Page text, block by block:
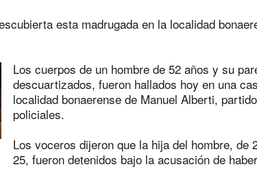
la reunión paritaria con estatales
esta madrugada en la localidad
Los cuerpos de un hombre de 52 años y su
descuartizados, fueron hallados hoy en una
localidad bonaerense de Manuel Alberti,
policiales.
Los voceros dijeron que la hija del hombre, de
25, fueron detenidos bajo la acusación de